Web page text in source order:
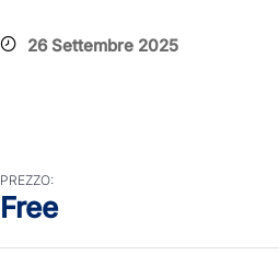
26 Settembre 2025
PREZZO:
Free